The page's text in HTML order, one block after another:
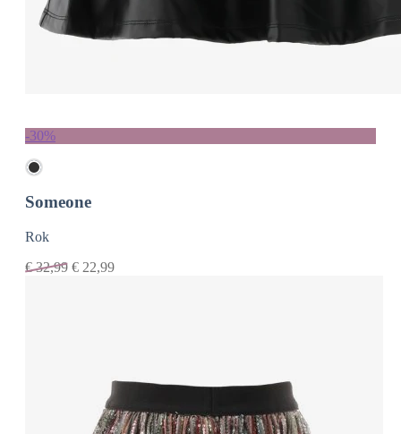
-30%
Someone
Rok
€32,99 € 22,99